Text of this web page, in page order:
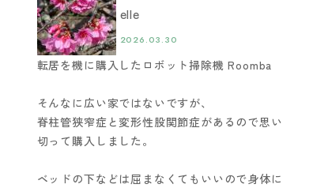
elle
2026.03.30
転居を機に購入したロボット掃除機 Roomba
そんなに広い家ではないですが、
脊柱管狭窄症と変形性股関節症があるので思い
切って購入しました。
ベッドの下などは屈まなくてもいいので身体に